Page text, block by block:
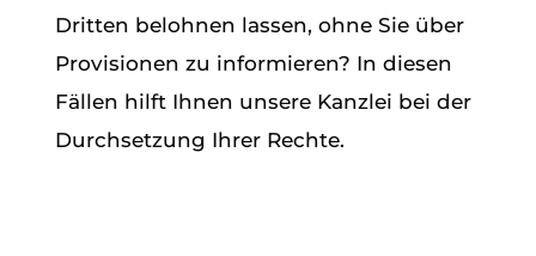
Dritten belohnen lassen, ohne Sie über
Provisionen zu informieren? In diesen
Fällen hilft Ihnen unsere Kanzlei bei der
Durchsetzung Ihrer Rechte.